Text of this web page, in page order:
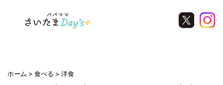
: Undefined variable $ara in
/home/saitamanavi/saitamadays.com/public_html/wp-
content/themes/saitamawaker/archive.php
ホーム 食べる 洋食